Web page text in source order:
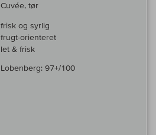
Cuvée, tør
frisk og syrlig
frugt-orienteret
let & frisk
Lobenberg: 97+/100